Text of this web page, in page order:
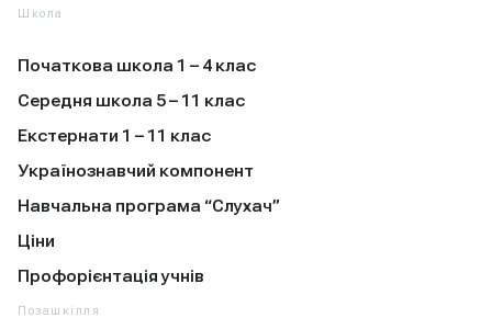
Школа
Початкова школа 1 – 4 клас
Середня школа 5 – 11 клас
Екстернати 1 – 11 клас
Українознавчий компонент
Навчальна програма “Слухач”
Ціни
Профорієнтація учнів
Позашкілля